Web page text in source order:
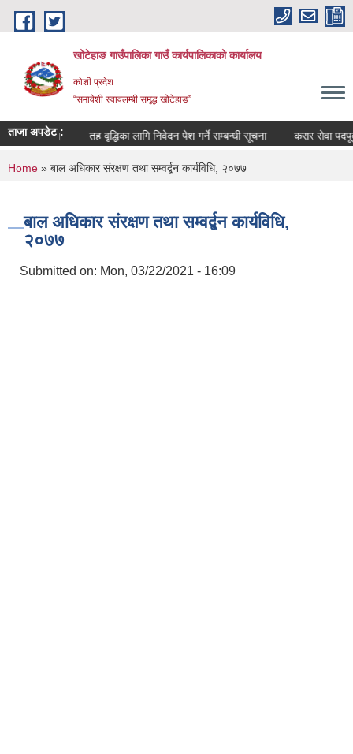
Skip to main content
खोटेहाङ गाउँपालिका गाउँ कार्यपालिकाको कार्यालय
कोशी प्रदेश
“समावेशी स्वावलम्बी समृद्ध खोटेहाङ”
ताजा अपडेट :
सूचना । तह वृद्धिका लागि निवेदन पेश गर्ने सम्बन्धी सूचना करार सेवा पदपूर्ती
You are here
Home » बाल अधिकार संरक्षण तथा सम्वर्द्बन कार्यविधि, २०७७
बाल अधिकार संरक्षण तथा सम्वर्द्बन कार्यविधि,
२०७७
Submitted on: Mon, 03/22/2021 - 16:09